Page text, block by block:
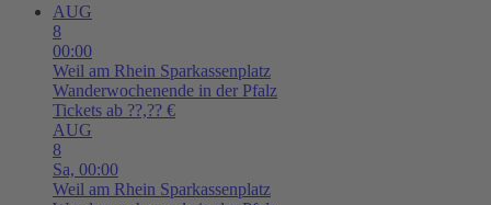
AUG
8
00:00
Weil am Rhein Sparkassenplatz
Wanderwochenende in der Pfalz
Tickets ab ??,?? €
AUG
8
Sa, 00:00
Weil am Rhein Sparkassenplatz